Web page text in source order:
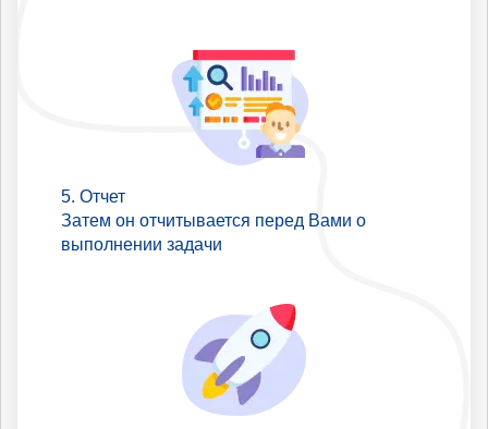
Отчет
Затем он отчитывается перед Вами о
выполнении задачи